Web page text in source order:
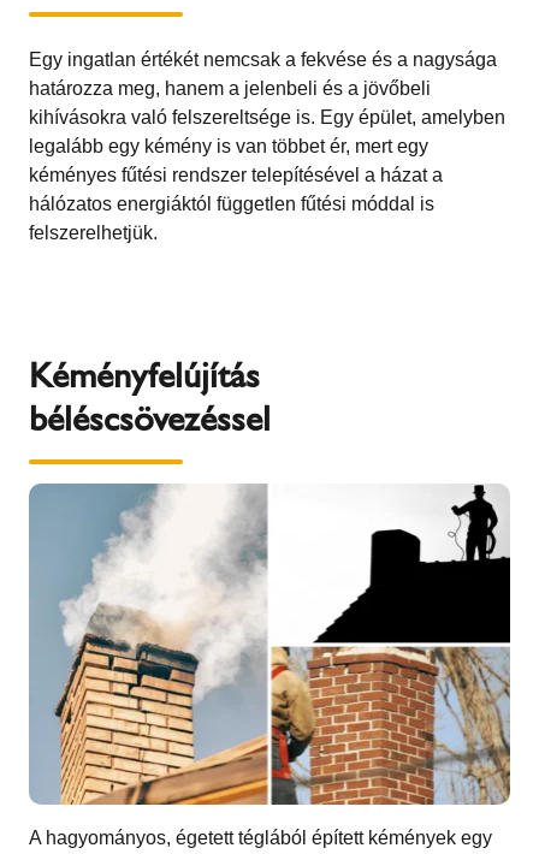
Egy ingatlan értékét nemcsak a fekvése és a nagysága
határozza meg, hanem a jelenbeli és a jövőbeli
kihívásokra való felszereltsége is. Egy épület, amelyben
legalább egy kémény is van többet ér, mert egy
kéményes fűtési rendszer telepítésével a házat a
hálózatos energiáktól független fűtési móddal is
felszerelhetjük.
Kéményfelújítás
béléscsövezéssel
A hagyományos, égetett téglából épített kémények egy